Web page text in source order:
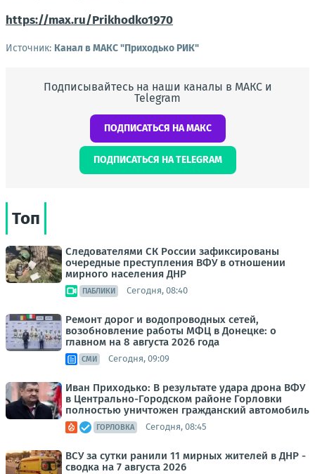
https://max.ru/Prikhodko1970
Источник: Канал в МАКС "Приходько РИК"
Подписывайтесь на наши каналы в МАКС и
Telegram
ПОДПИСАТЬСЯ НА МАКС
ПОДПИСАТЬСЯ НА TELEGRAM
Топ
Следователями СК России зафиксированы
очередные преступления ВФУ в отношении
мирного населения ДНР
ПАБЛИКИ Сегодня, 08:40
Ремонт дорог и водопроводных сетей,
возобновление работы МФЦ в Донецке: о
главном на 8 августа 2026 года
СМИ Сегодня, 09:09
Иван Приходько: В результате удара дрона ВФУ
в Центрально-Городском районе Горловки
полностью уничтожен гражданский автомобиль
ГОРЛОВКА Сегодня, 08:45
ВСУ за сутки ранили 11 мирных жителей в ДНР -
сводка на 7 августа 2026